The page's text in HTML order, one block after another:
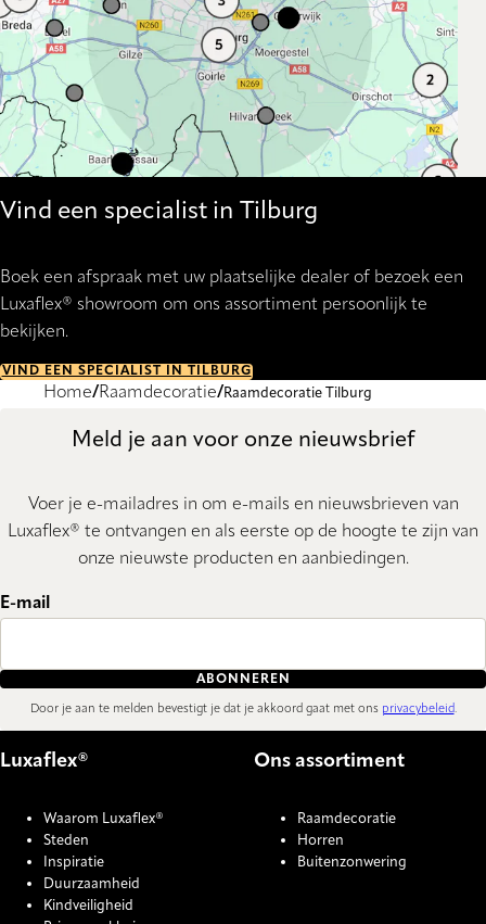
Vind een specialist in Tilburg
Boek een afspraak met uw plaatselijke dealer of bezoek een
Luxaflex® showroom om ons assortiment persoonlijk te
bekijken.
VIND EEN SPECIALIST IN TILBURG
Home Raamdecoratie Raamdecoratie Tilburg
Meld je aan voor onze nieuwsbrief
Voer je e-mailadres in om e-mails en nieuwsbrieven van
Luxaflex® te ontvangen en als eerste op de hoogte te zijn van
onze nieuwste producten en aanbiedingen.
E-mail
ABONNEREN
Door je aan te melden bevestigt je dat je akkoord gaat met ons privacybeleid.
Luxaflex®
Waarom Luxaflex®
Steden
Inspiratie
Duurzaamheid
Kindveiligheid
Ons assortiment
Raamdecoratie
Horren
Buitenzonwering